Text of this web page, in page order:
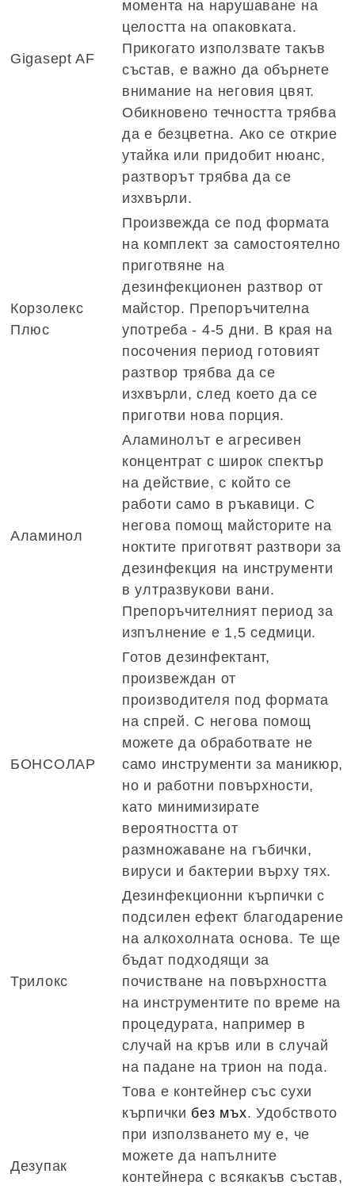
Gigasept AF
момента на нарушаване на
целостта на опаковката.
Прикогато използвате такъв
състав, е важно да обърнете
внимание на неговия цвят.
Обикновено течността трябва
да е безцветна. Ако се открие
утайка или придобит нюанс,
разтворът трябва да се
изхвърли.
Корзолекс
Плюс
Произвежда се под формата
на комплект за самостоятелно
приготвяне на
дезинфекционен разтвор от
майстор. Препоръчителна
употреба - 4-5 дни. В края на
посочения период готовият
разтвор трябва да се
изхвърли, след което да се
приготви нова порция.
Аламинол
Аламинолът е агресивен
концентрат с широк спектър
на действие, с който се
работи само в ръкавици. С
негова помощ майсторите на
ноктите приготвят разтвори за
дезинфекция на инструменти
в ултразвукови вани.
Препоръчителният период за
изпълнение е 1,5 седмици.
БОНСОЛАР
Готов дезинфектант,
произвеждан от
производителя под формата
на спрей. С негова помощ
можете да обработвате не
само инструменти за маникюр,
но и работни повърхности,
като минимизирате
вероятността от
размножаване на гъбички,
вируси и бактерии върху тях.
Трилокс
Дезинфекционни кърпички с
подсилен ефект благодарение
на алкохолната основа. Те ще
бъдат подходящи за
почистване на повърхността
на инструментите по време на
процедурата, например в
случай на кръв или в случай
на падане на трион на пода.
Дезупак
Това е контейнер със сухи
кърпички без мъх. Удобството
при използването му е, че
можете да напълните
контейнера с всякакъв състав,